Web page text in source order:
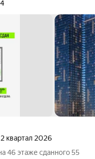
2 квартал 2026
46 этаже сданного 55